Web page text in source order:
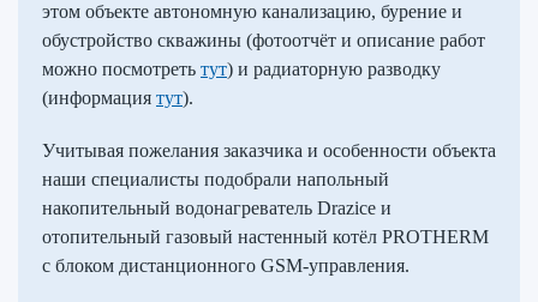
этом объекте автономную канализацию, бурение и
обустройство скважины (фотоотчёт и описание работ
можно посмотреть тут) и радиаторную разводку
(информация тут).
Учитывая пожелания заказчика и особенности объекта
наши специалисты подобрали напольный
накопительный водонагреватель Drazice и
отопительный газовый настенный котёл PROTHERM
с блоком дистанционного GSM-управления.